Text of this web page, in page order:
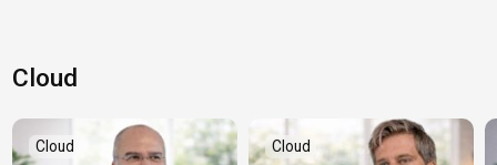
Cloud
Cloud Cloud